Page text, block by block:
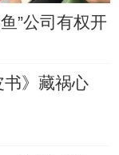
鱼”公司有权开
书》藏祸心